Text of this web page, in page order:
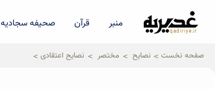
qadiriye.ir
نشریه ی غدیریه-بیانات استاد
منبر قرآن صحیفه سجادیه
صفحه نخست نصایح مختصر نصایح اعتقادی